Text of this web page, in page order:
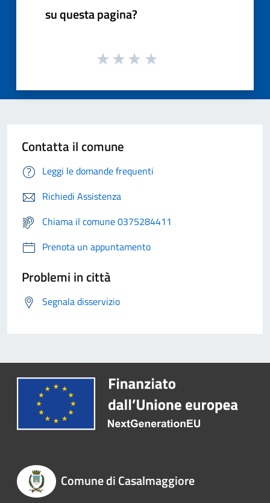
su questa pagina?
Contatta il comune
Leggi le domande frequenti
Richiedi Assistenza
Chiama il comune 0375284411
Prenota un appuntamento
Problemi in città
Segnala disservizio
Comune di Casalmaggiore